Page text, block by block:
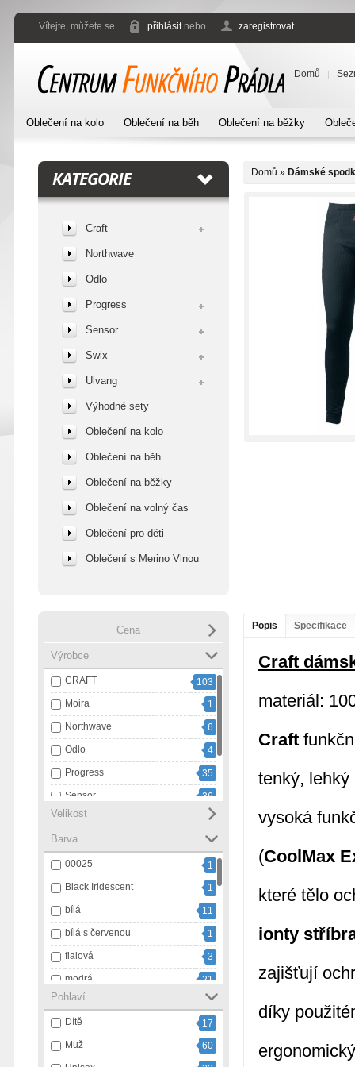
Vítejte, můžete se přihlásitnebo zaregistrovat.
Domů
Oblečení na kolo Oblečení na běh Oblečení na běžky
KATEGORIE
Craft
Northwave
Odlo
Progress
Sensor
Swix
Ulvang
Výhodné sety
Oblečení na kolo
Oblečení na běh
Oblečení na běžky
Oblečení na volný čas
Oblečení pro děti
Oblečení s Merino Vlnou
Cena
Výrobce
CRAFT
103
Moira
1
Northwave
6
Odlo
4
Progress
35
Sensor
36
Swix
20
Ulvang
1
Velikost
Barva
00025
1
Black Iridescent
1
bílá
11
bílá s červenou
1
fialová
3
modrá
21
modrá s bílou
1
námořnický pruh
3
oranžová
9
Pohlaví
Dítě
17
Muž
60
Domů » Dámské
Popis Specifikace
Craft
materiál:
Craft
tenký, lehký
vysoká
(CoolMax
které tělo
ionty
zajišťují
díky